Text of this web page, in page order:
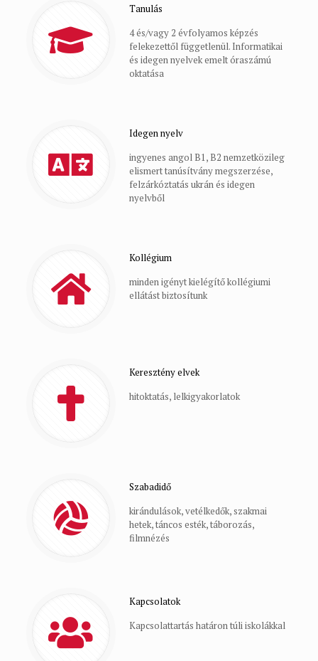
Tanulás
4 és/vagy 2 évfolyamos képzés
felekezettől függetlenül. Informatikai
és idegen nyelvek emelt óraszámú
oktatása
Idegen nyelv
ingyenes angol B1, B2 nemzetközileg
elismert tanúsítvány megszerzése,
felzárkóztatás ukrán és idegen
nyelvből
Kollégium
minden igényt kielégítő kollégiumi
ellátást biztosítunk
Keresztény elvek
hitoktatás, lelkigyakorlatok
Szabadidő
kirándulások, vetélkedők, szakmai
hetek, táncos esték, táborozás,
filmnézés
Kapcsolatok
Kapcsolattartás határon túli iskolákkal